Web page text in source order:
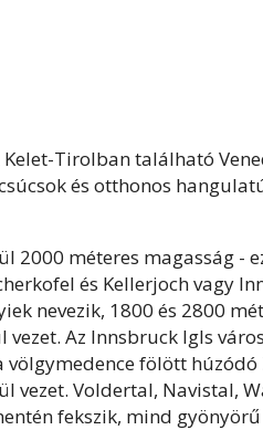
Kelet-Tirolban található
és otthonos
2000 méteres magasság -
és Kellerjoch vagy
nevezik, 1800 és 2800
vezet. Az Innsbruck Igls
fölött húzódó
vezet. Voldertal, Navistal,
fekszik, mind